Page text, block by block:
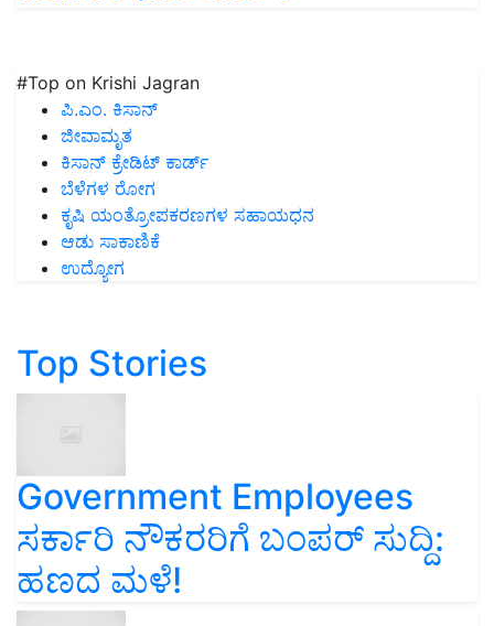
#Top on Krishi Jagran
ಪಿ.ಎಂ. ಕಿಸಾನ್
ಜೀವಾಮೃತ
ಕಿಸಾನ್ ಕ್ರೇಡಿಟ್ ಕಾರ್ಡ್
ಬೆಳೆಗಳ ರೋಗ
ಕೃಷಿ ಯಂತ್ರೋಪಕರಣಗಳ ಸಹಾಯಧನ
ಆಡು ಸಾಕಾಣಿಕೆ
ಉದ್ಯೋಗ
Top Stories
Government Employees
ಸರ್ಕಾರಿ ನೌಕರರಿಗೆ ಬಂಪರ್‌ ಸುದ್ದಿ:
ಹಣದ ಮಳೆ!